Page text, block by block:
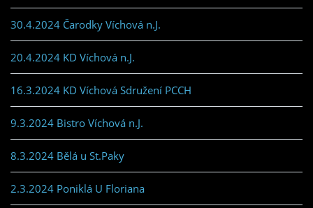
30.4.2024 Čarodky Víchová n.J.
20.4.2024 KD Víchová n.J.
16.3.2024 KD Víchová Sdružení PCCH
9.3.2024 Bistro Víchová n.J.
8.3.2024 Bělá u St.Paky
2.3.2024 Poniklá U Floriana